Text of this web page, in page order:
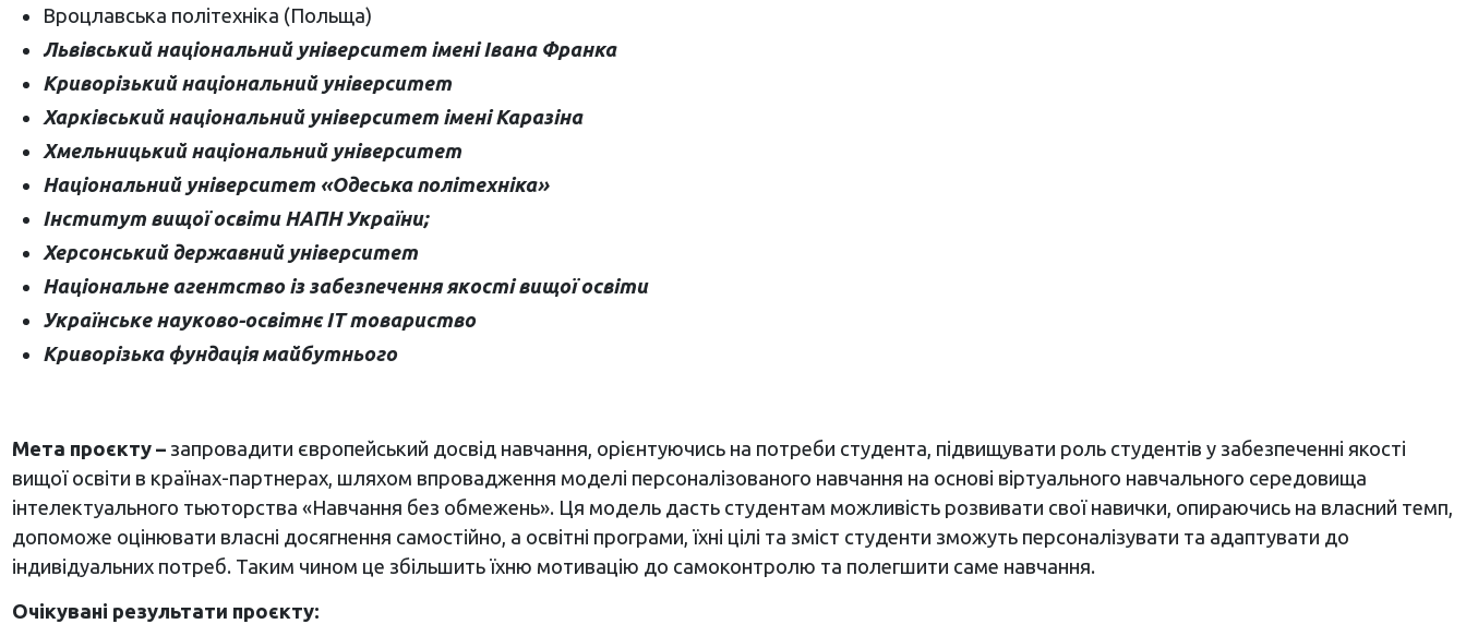
Вроцлавська політехніка (Польща)
Львівський національний університет імені Івана Франка
Криворізький національний університет
Харківський національний університет імені Каразіна
Хмельницький національний університет
Національний університет «Одеська політехніка»
Інститут вищої освіти НАПН України;
Херсонський державний університет
Національне агентство із забезпечення якості вищої освіти
Українське науково-освітнє ІТ товариство
Криворізька фундація майбутнього
Мета проєкту – запровадити європейський досвід навчання, орієнтуючись на потреби студента, підвищувати роль студентів у забезпеченні якості
вищої освіти в країнах-партнерах, шляхом впровадження моделі персоналізованого навчання на основі віртуального навчального середовища
інтелектуального тьюторства «Навчання без обмежень». Ця модель дасть студентам можливість розвивати свої навички, опираючись на власний темп,
допоможе оцінювати власні досягнення самостійно, а освітні програми, їхні цілі та зміст студенти зможуть персоналізувати та адаптувати до
індивідуальних потреб. Таким чином це збільшить їхню мотивацію до самоконтролю та полегшити саме навчання.
Очікувані результати проєкту: